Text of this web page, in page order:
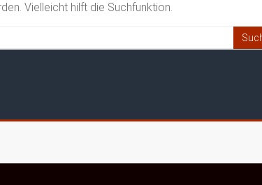
Vielleicht hilft die Suchfunktion.